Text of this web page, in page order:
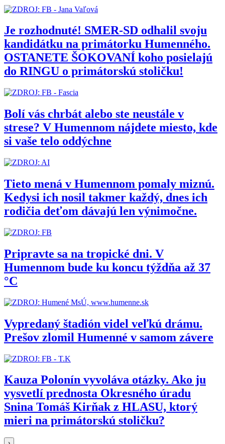
Je rozhodnuté! SMER-SD odhalil svoju
kandidátku na primátorku Humenného.
OSTANETE ŠOKOVANÍ koho posielajú
do RINGU o primátorskú stoličku!
Bolí vás chrbát alebo ste neustále v
strese? V Humennom nájdete miesto, kde
si vaše telo oddýchne
Tieto mená v Humennom pomaly miznú.
Kedysi ich nosil takmer každý, dnes ich
rodičia deťom dávajú len výnimočne.
Pripravte sa na tropické dni. V
Humennom bude ku koncu týždňa až 37
°C
Vypredaný štadión videl veľkú drámu.
Prešov zlomil Humenné v samom závere
Kauza Polonín vyvoláva otázky. Ako ju
vysvetlí prednosta Okresného úradu
Snina Tomáš Kirňak z HLASU, ktorý
mieri na primátorskú stoličku?